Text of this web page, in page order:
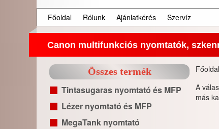
Főoldal Rólunk Ajánlatkérés Szervíz
Canon multifunkciós nyomtatók,
Összes termék
Tintasugaras nyomtató és MFP
Lézer nyomtató és MFP
MegaTank nyomtató
Főoldal
A
más